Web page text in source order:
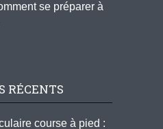
se préparer à
RÉCENTS
course à pied :